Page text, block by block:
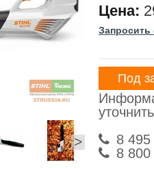
>
Цена:
Запросить
Под
8
8